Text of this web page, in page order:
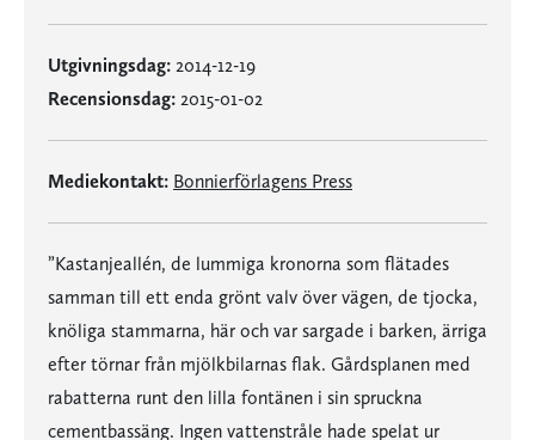
Utgivningsdag: 2014-12-19
Recensionsdag: 2015-01-02
Mediekontakt: Bonnierförlagens Press
”Kastanjeallén, de lummiga kronorna som flätades
samman till ett enda grönt valv över vägen, de tjocka,
knöliga stammarna, här och var sargade i barken, ärriga
efter törnar från mjölkbilarnas flak. Gårdsplanen med
rabatterna runt den lilla fontänen i sin spruckna
cementbassäng. Ingen vattenstråle hade spelat ur